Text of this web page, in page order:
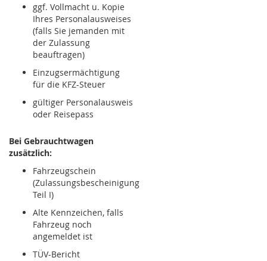
ggf. Vollmacht u. Kopie
Ihres Personalausweises
(falls Sie jemanden mit
der Zulassung
beauftragen)
Einzugsermächtigung
für die KFZ-Steuer
gültiger Personalausweis
oder Reisepass
Bei Gebrauchtwagen
zusätzlich:
Fahrzeugschein
(Zulassungsbescheinigung
Teil I)
Alte Kennzeichen, falls
Fahrzeug noch
angemeldet ist
TÜV-Bericht